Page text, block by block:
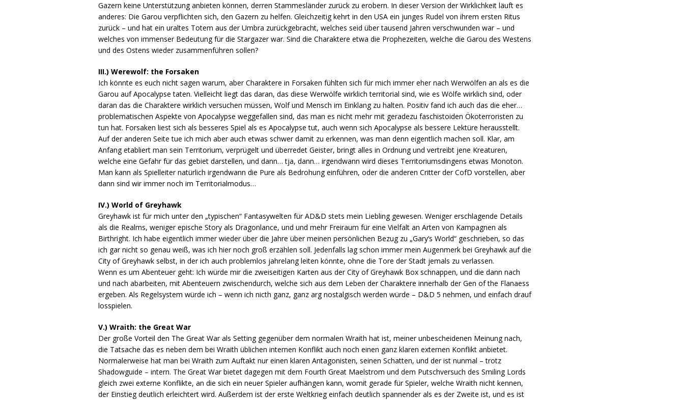
Gazern keine Unterstützung anbieten können, derren Stammesländer zurück zu erobern. In dieser Version der Wirklichkeit läuft es
anderes: Die Garou verpflichten sich, den Gazern zu helfen. Gleichzeitig kehrt in den USA ein junges Rudel von ihrem ersten Ritus
zurück – und hat ein uraltes Totem aus der Umbra zurückgebracht, welches seid über tausend Jahren verschwunden war – und
welches von immenser Bedeutung für die Stargazer war. Sind die Charaktere etwa die Prophezeiten, welche die Garou des Westens
und des Ostens wieder zusammenführen sollen?
III.) Werewolf: the Forsaken
Ich könnte es euch nicht sagen warum, aber Charaktere in Forsaken fühlten sich für mich immer eher nach Werwölfen an als es die
Garou auf Apocalypse taten. Vielleicht liegt das daran, das diese Werwölfe wirklich territorial sind, wie es Wölfe wirklich sind, oder
daran das die Charaktere wirklich versuchen müssen, Wolf und Mensch im Einklang zu halten. Positiv fand ich auch das die eher…
problematischen Aspekte von Apocalypse weggefallen sind, das man es nicht mehr mit geradezu faschistoiden Ökoterroristen zu
tun hat. Forsaken liest sich als besseres Spiel als es Apocalypse tut, auch wenn sich Apocalypse als bessere Lektüre herausstellt.
Auf der anderen Seite tue ich mich aber auch etwas schwer damit zu erkennen, was man denn eigentlich machen soll. Klar, am
Anfang etabliert man sein Territorium, verprügelt und überredet Geister, bringt alles in Ordnung und vertreibt jene Kreaturen,
welche eine Gefahr für das gebiet darstellen, und dann… tja, dann… irgendwann wird dieses Territoriumsdingens etwas Monoton.
Man kann als Spielleiter natürlich irgendwann die Pure als Bedrohung einführen, oder die anderen Critter der CofD vorstellen, aber
dann sind wir immer noch im Territorialmodus…
IV.) World of Greyhawk
Greyhawk ist für mich unter den „typischen“ Fantasywelten für AD&D stets mein Liebling gewesen. Weniger erschlagende Details
als die Realms, weniger epische Story als Dragonlance, und und mehr Freiraum für eine Vielfalt an Arten von Kampagnen als
Birthright. Ich habe eigentlich immer wieder über die Jahre über meinen persönlichen Bezug zu „Gary’s World“ geschrieben, so das
ich gar nicht so genau weiß, was ich hier noch groß erzählen soll. Jedenfalls lag schon immer mein Augenmerk bei Greyhawk auf die
City of Greyhawk selbst, in der ich auch problemlos jahrelang leiten könnte, ohne die Tore der Stadt jemals zu verlassen.
Wenn es um Abenteuer geht: Ich würde mir die zweiseitigen Karten aus der City of Greyhawk Box schnappen, und die dann nach
und nach abarbeiten, mit Abenteuern zwischendurch, welche sich aus dem Leben der Charaktere innerhalb der Gen of the Flanaess
ergeben. Als Regelsystem würde ich – wenn ich nicth ganz, ganz arg nostalgisch werden würde – D&D 5 nehmen, und einfach drauf
losspielen.
V.) Wraith: the Great War
Der große Vorteil den The Great War als Setting gegenüber dem normalen Wraith hat ist, meiner unbescheidenen Meinung nach,
die Tatsache das es neben dem bei Wraith üblichen internen Konflikt auch noch einen ganz klaren externen Konflikt anbietet.
Normalerweise hat man bei Wraith zum Auftakt nur einen klaren Antagonisten, seinen Schatten, und der ist nunmal – trotz
Shadowguide – intern. The Great War bietet dagegen mit dem Fourth Great Maelstrom und dem Putschversuch des Smiling Lords
gleich zwei externe Konflikte, an die sich ein neuer Spieler aufhängen kann, womit gerade für Spieler, welche Wraith nicht kennen,
der Einstieg deutlich erleichtert wird. Außerdem ist der erste Weltkrieg einfach deutlich spannender als es der Zweite ist, und es ist